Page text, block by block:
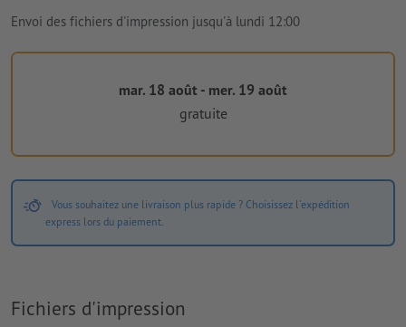
Envoi des fichiers d'impression jusqu'à lundi 12:00
mar. 18 août - mer. 19 août
gratuite
Vous souhaitez une livraison plus rapide ? Choisissez l'expédition
express lors du paiement.
Fichiers d'impression